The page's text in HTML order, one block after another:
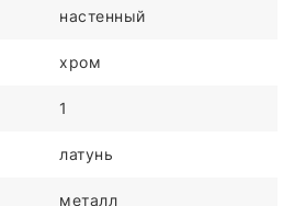
настенный
хром
1
латунь
металл